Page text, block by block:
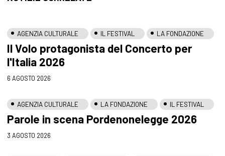
AGENZIA CULTURALE IL FESTIVAL LA FONDAZIONE
Il Volo protagonista del Concerto per
l'Italia 2026
6 AGOSTO 2026
AGENZIA CULTURALE LA FONDAZIONE IL FESTIVAL
Parole in scena Pordenonelegge 2026
3 AGOSTO 2026